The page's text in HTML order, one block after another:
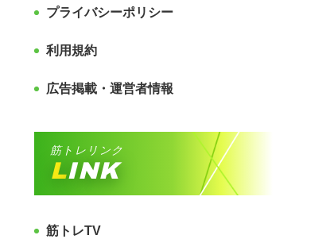
プライバシーポリシー
利用規約
広告掲載・運営者情報
筋トレリンク
LINK
筋トレTV